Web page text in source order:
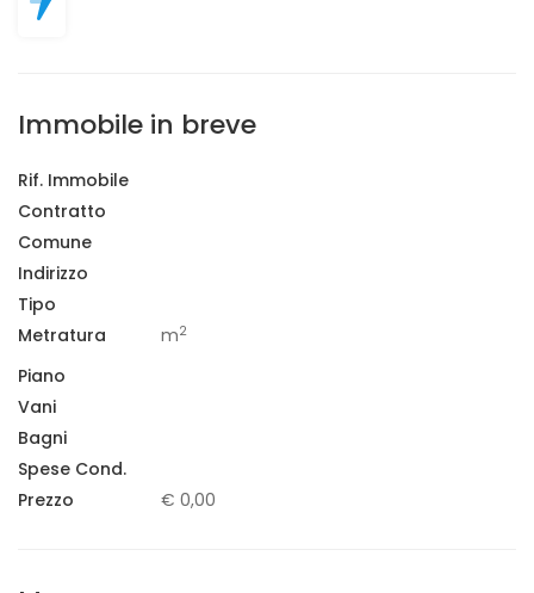
Immobile in breve
Rif. Immobile
Contratto
Comune
Indirizzo
Tipo
Metratura
m2
Piano
Vani
Bagni
Spese Cond.
Prezzo
€ 0,00